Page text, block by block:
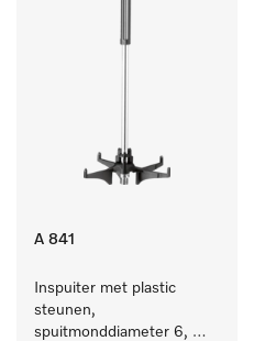
A 841
Inspuiter met plastic
steunen,
spuitmonddiameter 6,